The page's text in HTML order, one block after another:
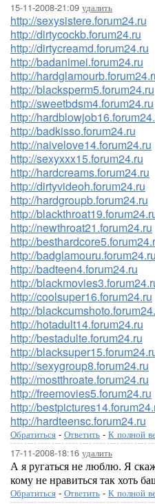
15-11-2008-21:09 удалить
http://sexysistere.forum24.ru
http://dirtycockb.forum24.ru
http://dirtycreamd.forum24.ru
http://badanimei.forum24.ru
http://
http://blacksperm5.forum24.ru
http://sweetbdsm4.forum24.ru
http://
http://badkisso.forum24.ru
http://naivelove14.forum24.ru
http://sexyxxx15.forum24.ru
http://hardcreams.forum24.ru
http://dirtyvideoh.forum24.ru
http://hardgroupb.forum24.ru
http://
http://newthroat21.forum24.ru
http://
http://badglamouru.forum24.ru
http://badteen4.forum24.ru
http://
http://coolsuper16.forum24.ru
http://
http://hotadult14.forum24.ru
http://bestadulte.forum24.ru
http://
http://sexygroup8.forum24.ru
http://mostthroate.forum24.ru
http://freemovies5.forum24.ru
http://
http://hardteensc.forum24.ru
Обратиться - Ответить - К полной
17-11-2008-18:16 удалить
А я ругаться не люблю. Я
кому не нравиться так хоть
Обратиться - Ответить - К полной